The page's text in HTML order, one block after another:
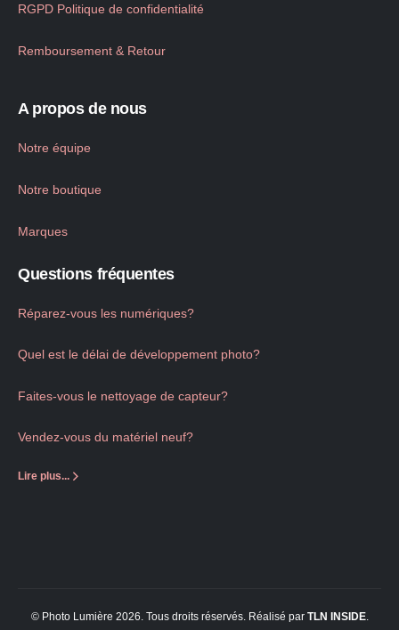
RGPD Politique de confidentialité
Remboursement & Retour
A propos de nous
Notre équipe
Notre boutique
Marques
Questions fréquentes
Réparez-vous les numériques?
Quel est le délai de développement photo?
Faites-vous le nettoyage de capteur?
Vendez-vous du matériel neuf?
Lire plus...
© Photo Lumière 2026. Tous droits réservés. Réalisé par TLN INSIDE.